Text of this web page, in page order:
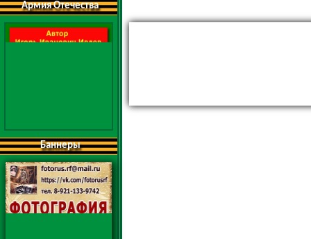
Армия Отечества
Баннеры